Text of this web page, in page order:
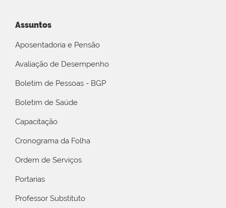
Assuntos
Aposentadoria e Pensão
Avaliação de Desempenho
Boletim de Pessoas - BGP
Boletim de Saúde
Capacitação
Cronograma da Folha
Ordem de Serviços
Portarias
Professor Substituto